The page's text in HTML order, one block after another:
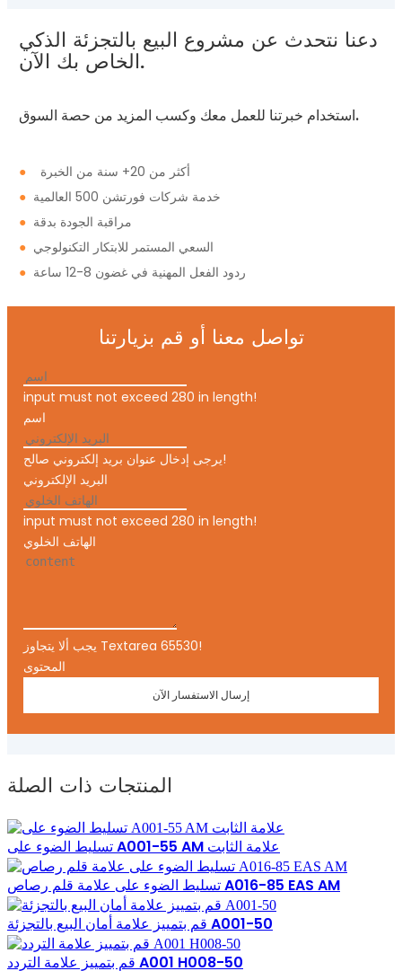
دعنا نتحدث عن مشروع البيع بالتجزئة الذكي
الخاص بك الآن.
استخدام خبرتنا للعمل معك وكسب المزيد من حصة السوق.
●
أكثر من 20+ سنة من الخبرة
●
خدمة شركات فورتشن 500 العالمية
● مراقبة الجودة بدقة
● السعي المستمر للابتكار التكنولوجي
●
ردود الفعل المهنية في غضون 8-12 ساعة
تواصل معنا أو قم بزيارتنا
input must not exceed 280 in length!
اسم
يرجى إدخال عنوان بريد إلكتروني صالح!
البريد الإلكتروني
input must not exceed 280 in length!
الهاتف الخلوي
يجب ألا يتجاوز Textarea 65530!
المحتوى
إرسال الاستفسار الآن
المنتجات ذات الصلة
تسليط الضوء على A001-55 AM علامة الثابت
تسليط الضوء على علامة قلم رصاص A016-85 EAS AM
قم بتمييز علامة أمان البيع بالتجزئة A001-50
قم بتمييز علامة التردد A001 H008-50